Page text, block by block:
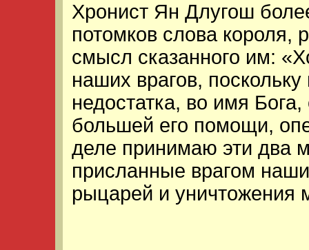
Хронист Ян Длугош
потомков слова короля,
смысл сказанного им:
наших врагов,
недостатка, во имя
большей его помощи,
деле принимаю эти два
присланные врагом
рыцарей и уничтожения